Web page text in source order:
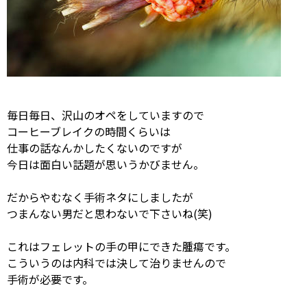
毎日毎日、沢山のオペをしていますので
コーヒーブレイクの時間くらいは
仕事の話なんかしたくないのですが
今日は面白い話題が思いうかびません。
だからやむなく手術ネタにしましたが
つまんない男だと思わないで下さいね(笑)
これはフェレットの手の甲にできた腫瘍です。
こういうのは内科では決して治りませんので
手術が必要です。